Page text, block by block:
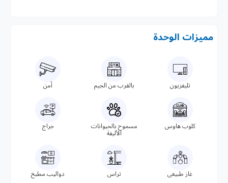
مميزات الوحدة
تليفزيون بالقرب من الجيم أمن
كلوب هاوس
مسموح بالحيوانات
الأليفة
جراج
غاز طبيعى تراس دواليب مطبخ